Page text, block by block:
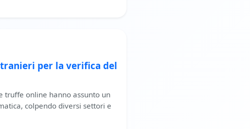
per la verifica del
online hanno assunto un
colpendo diversi settori e